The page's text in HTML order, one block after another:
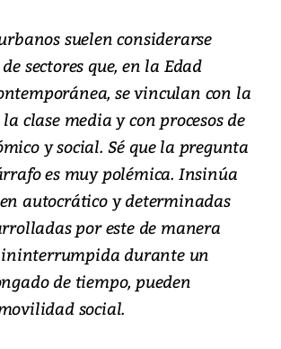
suelen considerarse
sectores que, en la Edad
se vinculan con la
clase media y con procesos de
y social. Sé que la pregunta
es muy polémica. Insinúa
autocrático y determinadas
por este de manera
ininterrumpida durante un
de tiempo, pueden
social.